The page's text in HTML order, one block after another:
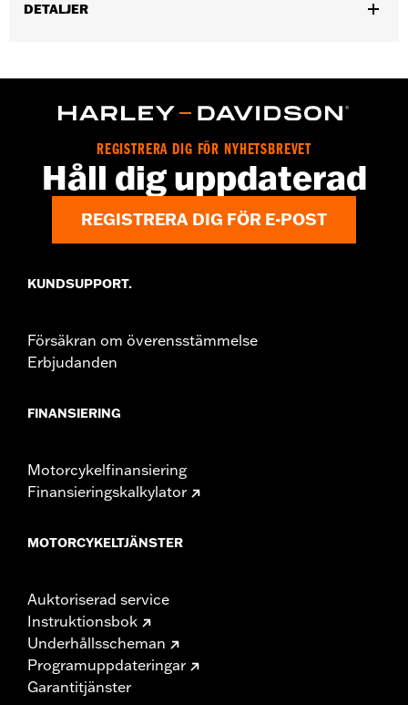
DETALJER
Installation Instructions
chrome-plated socket head cap screws
WARRANTY:
1 year limited warranty – Go towww.h-
d.com/warrantyfor full details
REGISTRERA DIG FÖR NYHETSBREVET
Håll dig uppdaterad
REGISTRERA DIG FÖR E-POST
KUNDSUPPORT.
Försäkran om överensstämmelse
Erbjudanden
FINANSIERING
Motorcykelfinansiering
Finansieringskalkylator
MOTORCYKELTJÄNSTER
Auktoriserad service
Instruktionsbok
Underhållsscheman
Programuppdateringar
Garantitjänster